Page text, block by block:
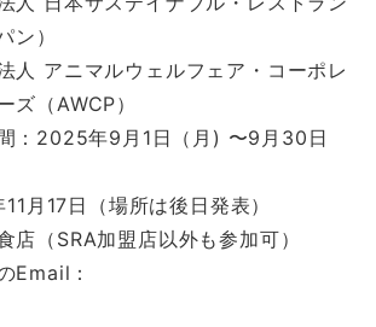
ン）
人 アニマルウェルフェア・コーポレ
ズ（AWCP）
：2025年9月1日（月) 〜9月30日
月17日（場所は後日発表）
店（SRA加盟店以外も参加可）
Email：